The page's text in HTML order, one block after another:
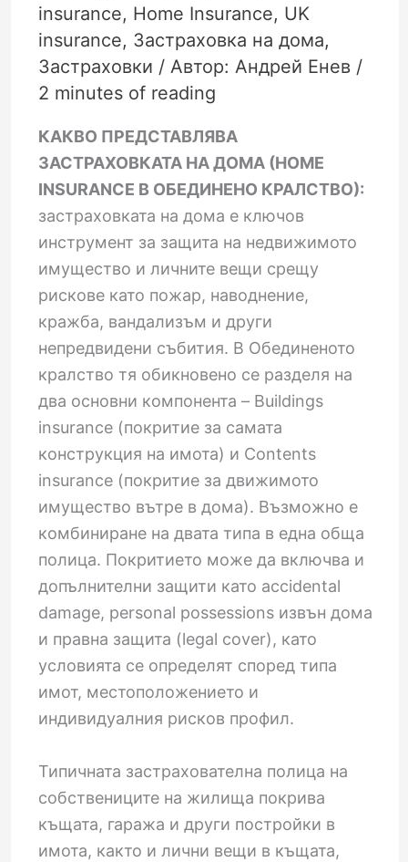
insurance, Home Insurance, UK
insurance, Застраховка на дома,
Застраховки / Автор: Андрей Енев /
2 minutes of reading
КАКВО ПРЕДСТАВЛЯВА
ЗАСТРАХОВКАТА НА ДОМА (HOME
INSURANCE В ОБЕДИНЕНО КРАЛСТВО):
застраховката на дома е ключов
инструмент за защита на недвижимото
имущество и личните вещи срещу
рискове като пожар, наводнение,
кражба, вандализъм и други
непредвидени събития. В Обединеното
кралство тя обикновено се разделя на
два основни компонента – Buildings
insurance (покритие за самата
конструкция на имота) и Contents
insurance (покритие за движимото
имущество вътре в дома). Възможно е
комбиниране на двата типа в една обща
полица. Покритието може да включва и
допълнителни защити като accidental
damage, personal possessions извън дома
и правна защита (legal cover), като
условията се определят според типа
имот, местоположението и
индивидуалния рисков профил.
Типичната застрахователна полица на
собствениците на жилища покрива
къщата, гаража и други постройки в
имота, както и лични вещи в къщата,